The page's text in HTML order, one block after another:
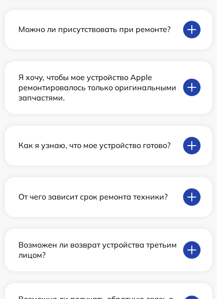
Можно ли присутствовать при ремонте?
Я хочу, чтобы мое устройство Apple
ремонтировалось только оригинальными
запчастями.
Как я узнаю, что мое устройство готово?
От чего зависит срок ремонта техники?
Возможен ли возврат устройства третьим
лицом?